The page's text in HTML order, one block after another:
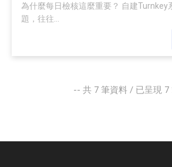
為什麼每日檢核這麼重要？ 自建Turnkey
題，往往...
-- 共 7 筆資料 / 已呈現 7